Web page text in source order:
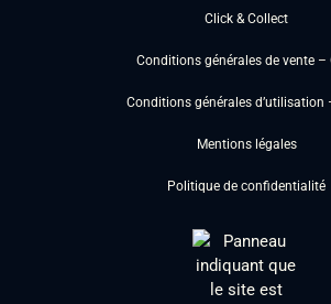
Click & Collect
Conditions générales de vente –
Conditions générales d’utilisation
Mentions légales
Politique de confidentialité